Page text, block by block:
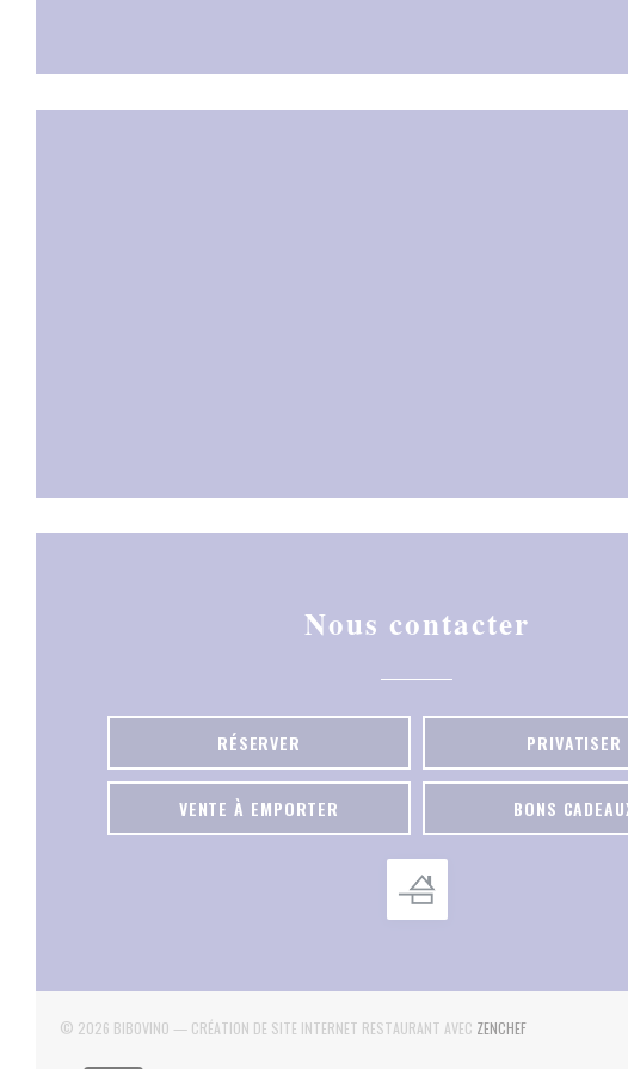
Nous contacter
RÉSERVER PRIVATISER
VENTE À EMPORTER BONS
© 2026 BIBOVINO — CRÉATION DE SITE INTERNET RESTAURANT AVEC ZENCHEF((OUVRE UNE